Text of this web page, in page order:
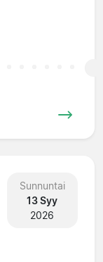
Sunnuntai
13 Syy
2026